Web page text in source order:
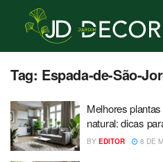
Tag: Espada-de-São-
Melhores
natural: dicas
BY EDITOR 8 DE